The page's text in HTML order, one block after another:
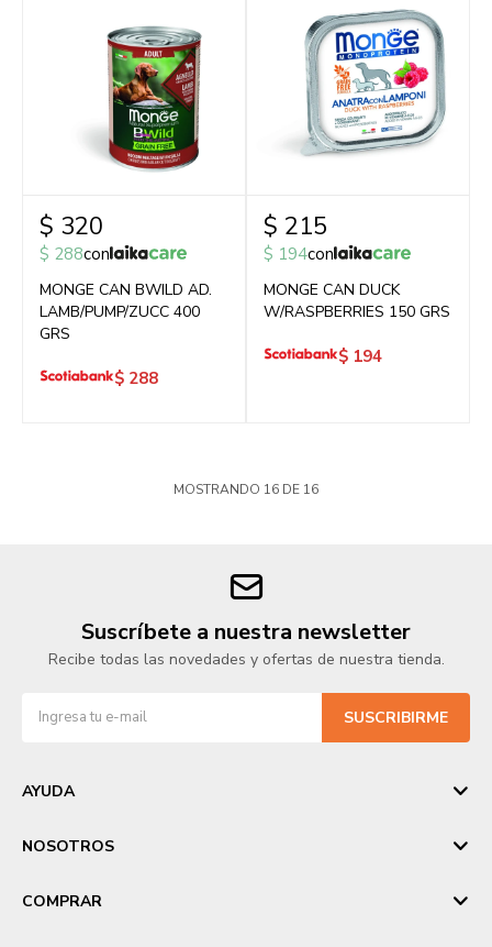
$ 320
$ 288con
MONGE CAN BWILD AD.
LAMB/PUMP/ZUCC 400
GRS
$ 288
$ 215
$ 194con
MONGE CAN DUCK
W/RASPBERRIES 150 GRS
$ 194
MOSTRANDO 16 DE 16
Suscríbete a nuestra newsletter
Recibe todas las novedades y ofertas de nuestra tienda.
SUSCRIBIRME
AYUDA
NOSOTROS
COMPRAR